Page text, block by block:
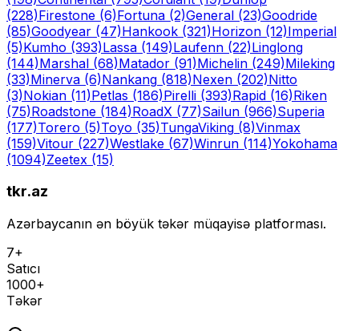
(228)Firestone (6)Fortuna (2)General (23)Goodride
(85)Goodyear (47)Hankook (321)Horizon (12)Imperial
(5)Kumho (393)Lassa (149)Laufenn (22)Linglong
(144)Marshal (68)Matador (91)Michelin (249)Mileking
(33)Minerva (6)Nankang (818)Nexen (202)Nitto
(3)Nokian (11)Petlas (186)Pirelli (393)Rapid (16)Riken
(75)Roadstone (184)RoadX (77)Sailun (966)Superia
(177)Torero (5)Toyo (35)TungaViking (8)Vinmax
(159)Vitour (227)Westlake (67)Winrun (114)Yokohama
(1094)Zeetex (15)
tkr.az
Azərbaycanın ən böyük təkər müqayisə platforması.
7+
Satıcı
1000+
Təkər